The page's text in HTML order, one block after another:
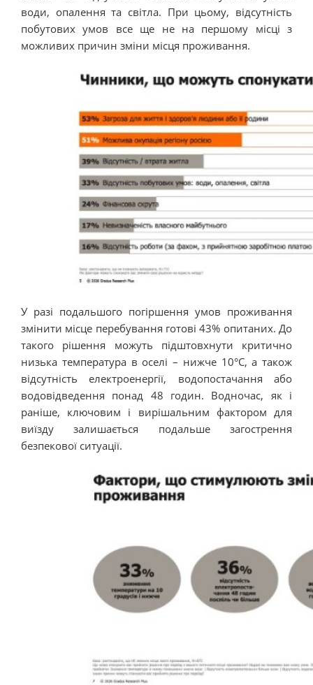
води, опалення та світла. При цьому, відсутність
побутових умов все ще не на першому місці з
можливих причин зміни місця проживання.
У разі подальшого погіршення умов проживання
змінити місце перебування готові 43% опитаних. До
такого рішення можуть підштовхнути критично
низька температура в оселі – нижче 10°C, а також
відсутність електроенергії, водопостачання або
водовідведення понад 48 годин. Водночас, як і
раніше, ключовим і вирішальним фактором для
виїзду залишається подальше загострення
безпекової ситуації.